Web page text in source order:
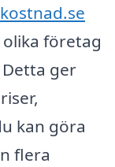
företag
ger
kan göra
flera